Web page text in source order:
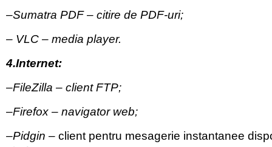
–Sumatra PDF– citire de PDF-uri;
– VLC – media player.
4.Internet:
–FileZilla – client FTP;
–Firefox – navigator web;
–Pidgin – client pentru mesagerie instantanee